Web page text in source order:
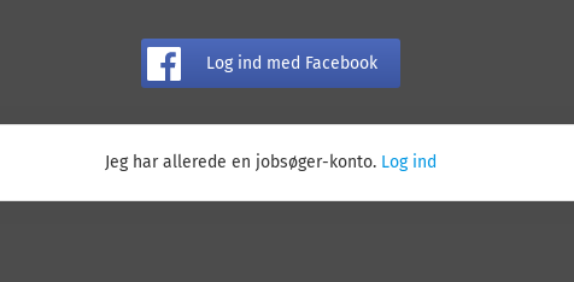
Log ind med Facebook
Jeg har allerede en jobsøger-konto. Log ind